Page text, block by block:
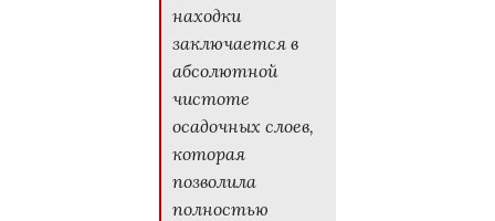
находки
заключается в
абсолютной
чистоте
осадочных слоев,
которая
позволила
полностью